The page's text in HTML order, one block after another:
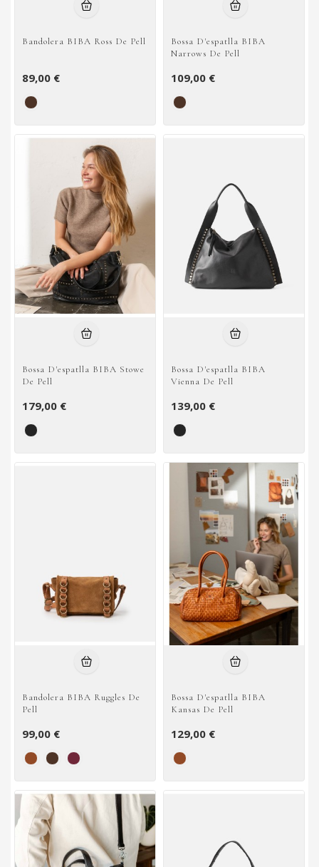
Bandolera BIBA Ross De Pell
89,00 €
Bossa D'espatlla BIBA
Narrows De Pell
109,00 €
Bossa D'espatlla BIBA Stowe
De Pell
179,00 €
Bossa D'espatlla BIBA
Vienna De Pell
139,00 €
Bandolera BIBA Ruggles De
Pell
99,00 €
Bossa D'espatlla BIBA
Kansas De Pell
129,00 €